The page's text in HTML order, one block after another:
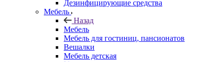
Дезинфицирующие средства
Мебель
Назад
Мебель
Мебель для гостиниц, пансионатов
Вешалки
Мебель детская